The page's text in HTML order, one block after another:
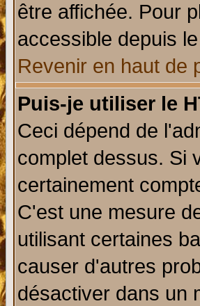
être affichée. Pour
accessible depuis
Revenir en haut de
Puis-je utiliser le
Ceci dépend de
complet dessus. Si
certainement
C'est une mesure
utilisant certaines
causer d'autres
désactiver dans un